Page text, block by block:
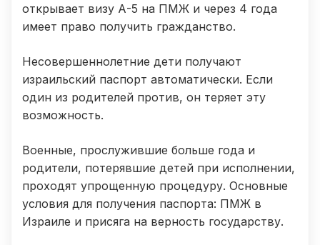
открывает визу А-5 на ПМЖ и через 4 года
имеет право получить гражданство.
Несовершеннолетние дети получают
израильский паспорт автоматически. Если
один из родителей против, он теряет эту
возможность.
Военные, прослужившие больше года и
родители, потерявшие детей при исполнении,
проходят упрощенную процедуру. Основные
условия для получения паспорта: ПМЖ в
Израиле и присяга на верность государству.